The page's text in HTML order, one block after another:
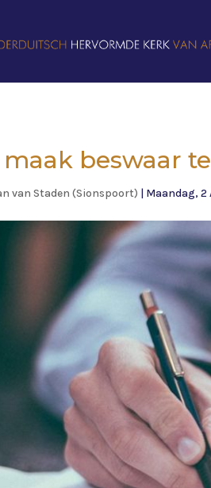
maak beswaar
van Staden (Sionspoort) | Maandag, 2